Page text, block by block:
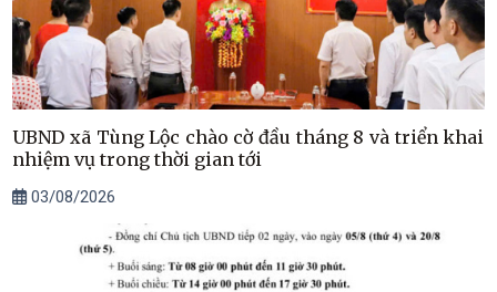
UBND xã Tùng Lộc chào cờ đầu tháng 8 và triển khai
nhiệm vụ trong thời gian tới
03/08/2026